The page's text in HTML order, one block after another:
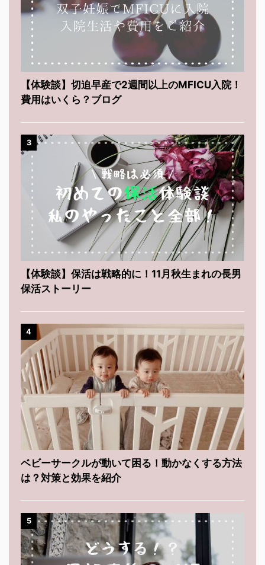
【体験談】切迫早産で2週間以上のMFICU入院！
費用はいくら？ブログ
3
【体験談】保活は戦略的に！11月秋生まれの長男
保活ストーリー
4
ベビーサークルが動いて困る！動かなくする方法
は？対策と効果を紹介
5